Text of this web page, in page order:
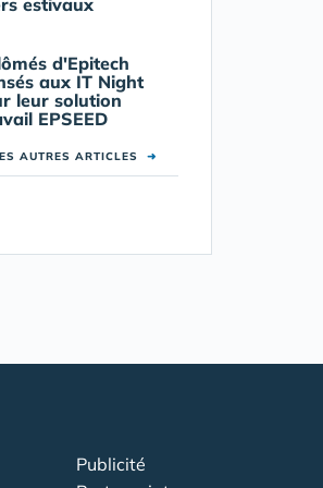
estivaux
d'Epitech
aux IT Night
leur solution
EPSEED
AUTRES ARTICLES ➜
Publicité